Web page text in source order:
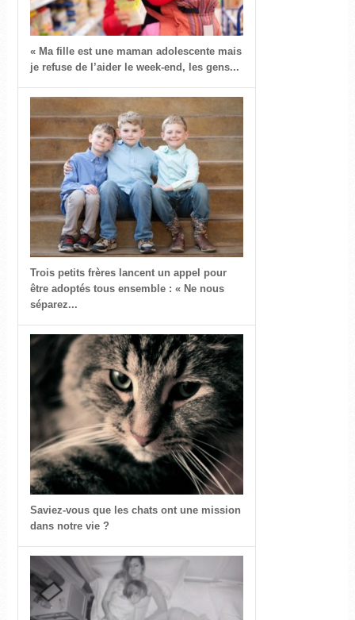
« Ma fille est une maman adolescente mais
je refuse de l’aider le week-end, les gens...
Trois petits frères lancent un appel pour
être adoptés tous ensemble : « Ne nous
séparez...
Saviez-vous que les chats ont une mission
dans notre vie ?